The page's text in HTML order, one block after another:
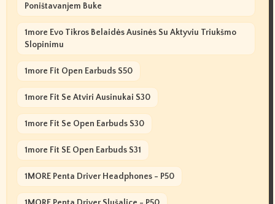
Poništavanjem Buke
1more Evo Tikros Belaidės Ausinės Su Aktyviu Triukšmo
Slopinimu
1more Fit Open Earbuds S50
1more Fit Se Atviri Ausinukai S30
1more Fit Se Open Earbuds S30
1more Fit SE Open Earbuds S31
1MORE Penta Driver Headphones - P50